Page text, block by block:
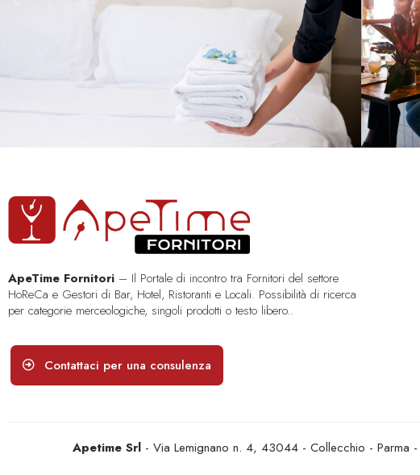
ApeTime Fornitori – Il Portale di incontro tra Fornitori del settore
HoReCa e Gestori di Bar, Hotel, Ristoranti e Locali. Possibilità di ricerca
per categorie merceologiche, singoli prodotti o testo libero..
Contattaci per una consulenza
Apetime Srl - Via Lemignano n. 4, 43044 - Collecchio - Parma